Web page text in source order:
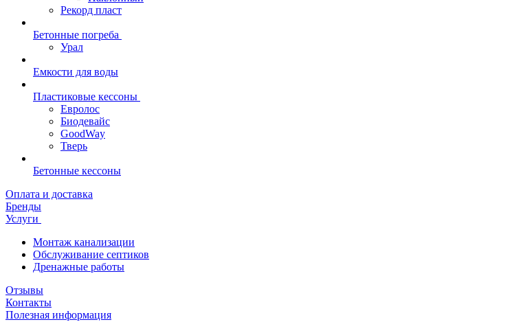
Рекорд пласт
Бетонные погреба
Урал
Емкости для воды
Пластиковые кессоны
Евролос
Биодевайс
GoodWay
Тверь
Бетонные кессоны
Оплата и доставка
Бренды
Услуги
Монтаж канализации
Обслуживание септиков
Дренажные работы
Отзывы
Контакты
Полезная информация